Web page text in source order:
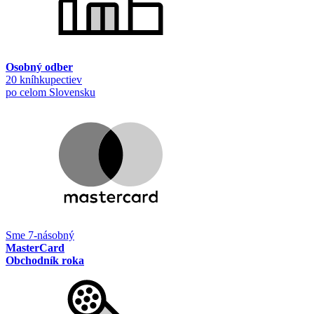
Osobný odber
20 kníhkupectiev
po celom Slovensku
Sme 7-násobný
MasterCard
Obchodník roka